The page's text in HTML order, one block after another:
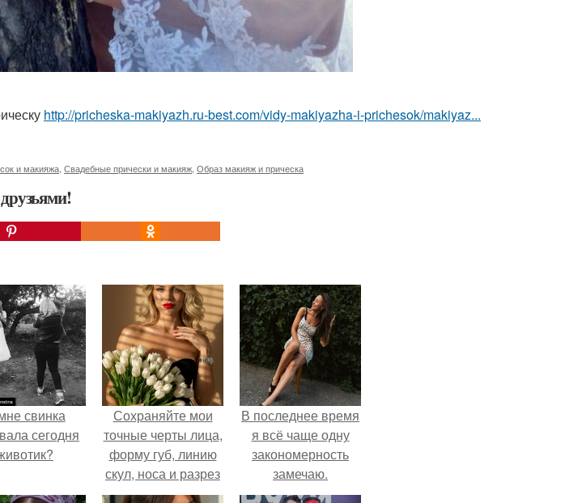
http://pricheska-makiyazh.ru-best.com/vidy-makiyazha-i-prichesok/makiyaz...
и макияжа Свадебные прически и макияж Образ макияж и прическа
свинка
сегодня
Сохраняйте мои
точные черты лица,
форму губ, линию
скул, носа и разрез
глаз.
В последнее время
я всё чаще одну
закономерность
замечаю.